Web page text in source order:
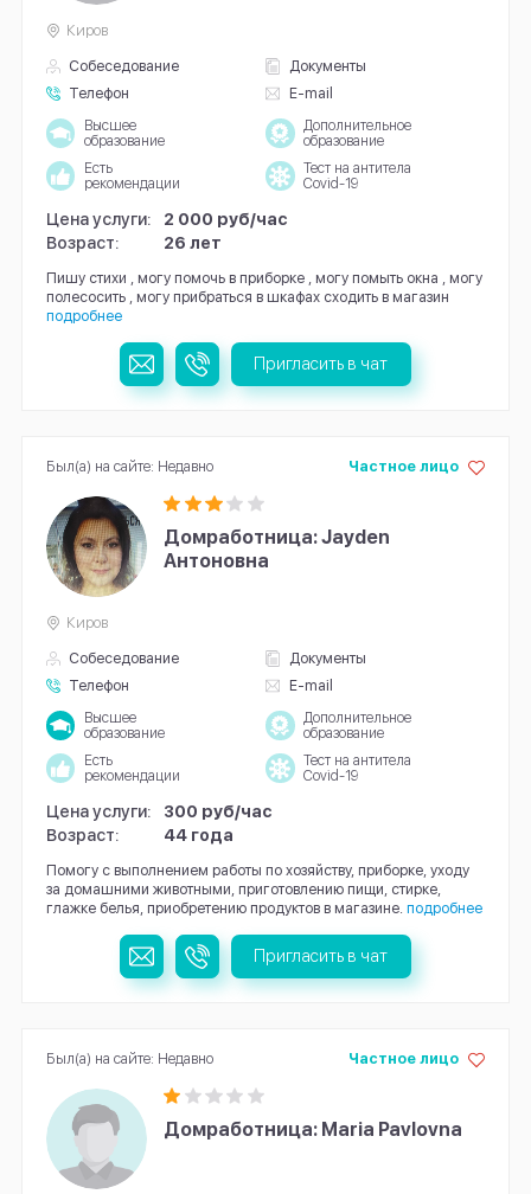
Собеседование
Документы
Телефон
E-mail
Киров
Высшее
образование
Дополнительное
образование
Есть
рекомендации
Тест на антитела
Covid-19
Цена услуги:
2 000 руб/час
Возраст:
26 лет
Пишу стихи , могу помочь в приборке , могу помыть окна , могу
полесосить , могу прибраться в шкафах сходить в магазин
подробнее
Пригласить в чат
Домработница: Jayden
Антоновна
Собеседование
Документы
Телефон
E-mail
Частное лицо
Киров
Высшее
образование
Дополнительное
образование
Есть
рекомендации
Тест на антитела
Covid-19
Цена услуги:
300 руб/час
Возраст:
44 года
Помогу с выполнением работы по хозяйству, приборке, уходу
за домашними животными, приготовлению пищи, стирке,
глажке белья, приобретению продуктов в магазине. подробнее
Был(а) на сайте: Недавно
Пригласить в чат
Домработница: Maria Pavlovna
Частное лицо
Был(а) на сайте: Недавно